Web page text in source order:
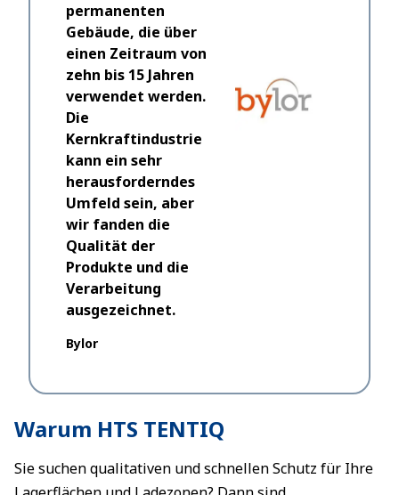
permanenten
Gebäude, die über
einen Zeitraum von
zehn bis 15 Jahren
verwendet werden.
Die
Kernkraftindustrie
kann ein sehr
herausforderndes
Umfeld sein, aber
wir fanden die
Qualität der
Produkte und die
Verarbeitung
ausgezeichnet.
Bylor
Warum HTS TENTIQ
Sie suchen qualitativen und schnellen Schutz für Ihre